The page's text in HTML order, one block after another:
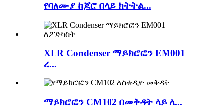
የባለሙያ ከጆሮ በላይ ክትትል...
XLR Condenser ማይክሮፎን EM001
ረ...
ማይክሮፎን CM102 በመቅዳት ላይ ለ...